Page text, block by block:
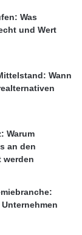
Was
und Wert
Wann
Warum
an den
werden